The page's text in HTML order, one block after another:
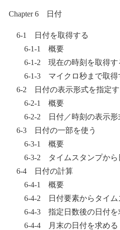
Chapter 6 日付
6-1 日付を取得する
6-1-1 概要
6-1-2 現在の時刻を取得す
6-1-3 マイクロ秒まで取得
6-2 日付の表示形式を指定す
6-2-1 概要
6-2-2 日付／時刻の表示形
6-3 日付の一部を使う
6-3-1 概要
6-3-2 タイムスタンプから
6-4 日付の計算
6-4-1 概要
6-4-2 日付要素からタイム
6-4-3 指定日数後の日付を
6-4-4 月末の日付を求める